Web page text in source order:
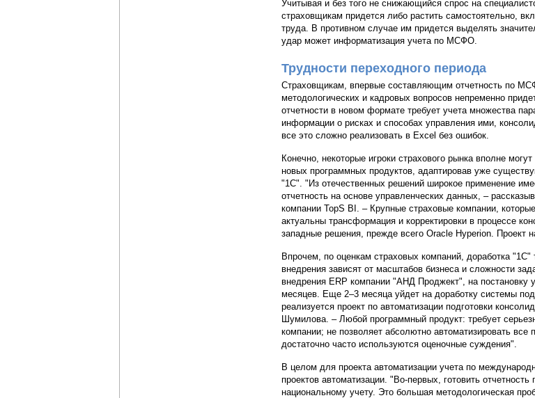
Учитывая и без того не снижающийся спрос на
страховщикам придется либо растить самостоятельно,
труда. В противном случае им придется выделять
удар может информатизация учета по МСФО.
Трудности переходного периода
Страховщикам, впервые составляющим отчетность по
методологических и кадровых вопросов непременно
отчетности в новом формате требует учета множества
информации о рисках и способах управления ими,
все это сложно реализовать в Excel без ошибок.
Конечно, некоторые игроки страхового рынка вполне
новых программных продуктов, адаптировав уже
"1С". "Из отечественных решений широкое применение
отчетность на основе управленческих данных, –
компании TopS BI. – Крупные страховые компании,
актуальны трансформация и корректировки в процессе
западные решения, прежде всего Oracle Hyperion. Проект
Впрочем, по оценкам страховых компаний, доработка
внедрения зависят от масштабов бизнеса и сложности
внедрения ERP компании "АНД Проджект", на постановку
месяцев. Еще 2–3 месяца уйдет на доработку системы
реализуется проект по автоматизации подготовки
Шумилова. – Любой программный продукт: требует
компании; не позволяет абсолютно автоматизировать
достаточно часто используются оценочные суждения".
В целом для проекта автоматизации учета по
проектов автоматизации. "Во-первых, готовить
национальному учету. Это большая методологическая